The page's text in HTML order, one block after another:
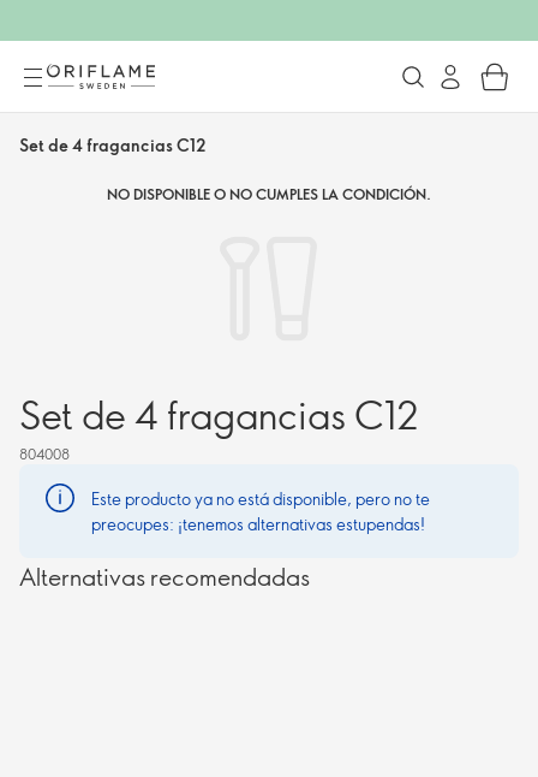
Set de 4 fragancias C12
NO DISPONIBLE O NO CUMPLES LA CONDICIÓN.
Set de 4 fragancias C12
804008
Este producto ya no está disponible, pero no te
preocupes: ¡tenemos alternativas estupendas!
Alternativas recomendadas